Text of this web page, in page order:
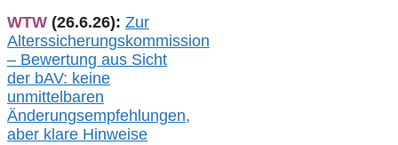
WTW (26.6.26): Zur
Alterssicherungskommission
– Bewertung aus Sicht
der bAV: keine
unmittelbaren
Änderungsempfehlungen,
aber klare Hinweise